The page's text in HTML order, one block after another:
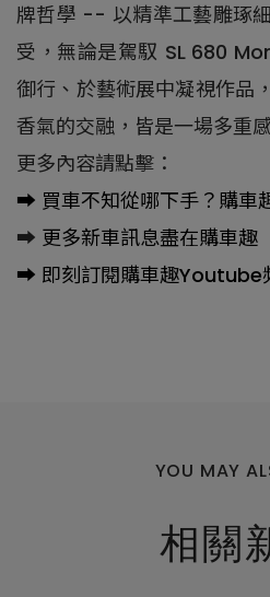
牌哲學 -- 以精準工藝雕琢
受，無論是駕馭 SL 680
御行、於藝術展中凝視作品
香氣的交融，皆是一場多重
更多內容請點擊：
➡️ 買車不知從哪下手？購車
➡️ 更多新車訊息盡在購車趣
➡️ 即刻訂閱購車趣Youtube
YOU MAY
相關